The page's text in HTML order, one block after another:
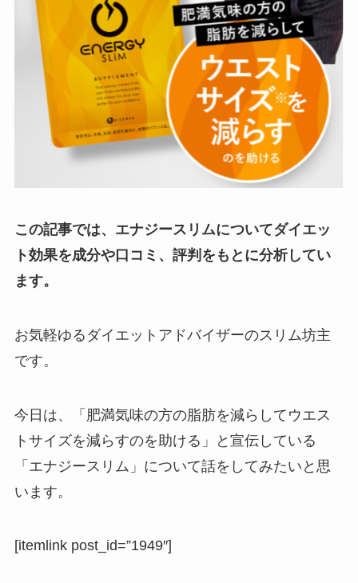
この記事では、エナジースリムについてダイエッ
ト効果を成分や口コミ、評判をもとに分析してい
ます。
お気軽ゆるダイエットアドバイザーのスリム坊主
です。
今日は、「肥満気味の方の脂肪を減らしてウエス
トサイズを減らすのを助ける」と宣伝している
「エナジースリム」について話をしてみたいと思
います。
[itemlink post_id=”1949″]